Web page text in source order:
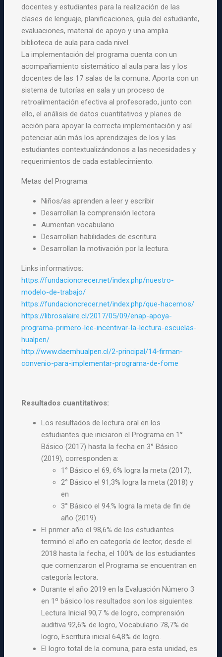
docentes y estudiantes para la realización de las
clases de lenguaje, planificaciones, guía del estudiante,
evaluaciones, material de apoyo y una amplia
biblioteca de aula para cada nivel.
La implementación del programa cuenta con un
acompañamiento sistemático al aula para las y los
docentes de las 17 salas de la comuna. Aporta con un
sistema de tutorías en sala y un proceso de
retroalimentación efectiva al profesorado, junto con
ello, el análisis de datos cuantitativos y planes de
acción para apoyar la correcta implementación y así
potenciar aún más los aprendizajes de los y las
estudiantes contextualizándonos a las necesidades y
requerimientos de cada establecimiento.
Metas del Programa:
Niños/as aprenden a leer y escribir
Desarrollan la comprensión lectora
Aumentan vocabulario
Desarrollan habilidades de escritura
Desarrollan la motivación por la lectura.
Links informativos:
https://fundacioncrecer.net/index.php/nuestro-
modelo-de-trabajo/
https://fundacioncrecer.net/index.php/que-hacemos/
https://librosalaire.cl/2017/05/09/enap-apoya-
programa-primero-lee-incentivar-la-lectura-escuelas-
hualpen/
http://www.daemhualpen.cl/2-principal/14-firman-
convenio-para-implementar-programa-de-fome
Resultados cuantitativos:
Los resultados de lectura oral en los
estudiantes que iniciaron el Programa en 1°
Básico (2017) hasta la fecha en 3° Básico
(2019), corresponden a:
1° Básico el 69, 6% logra la meta (2017),
2° Básico el 91,3% logra la meta (2018) y
en
3° Básico el 94.% logra la meta de fin de
año (2019).
El primer año el 98,6% de los estudiantes
terminó el año en categoría de lector, desde el
2018 hasta la fecha, el 100% de los estudiantes
que comenzaron el Programa se encuentran en
categoría lectora.
Durante el año 2019 en la Evaluación Número 3
en 1º básico los resultados son los siguientes:
Lectura Inicial 90,7 % de logro, comprensión
auditiva 92,6% de logro, Vocabulario 78,7% de
logro, Escritura inicial 64,8% de logro.
El logro total de la comuna, para esta unidad, es